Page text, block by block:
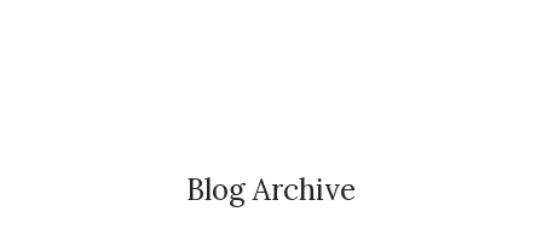
Blog Archive